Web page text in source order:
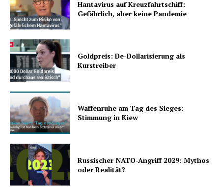
Hantavirus auf Kreuzfahrtschiff:
Gefährlich, aber keine Pandemie
Goldpreis: De-Dollarisierung als
Kurstreiber
Waffenruhe am Tag des Sieges:
Stimmung in Kiew
Russischer NATO-Angriff 2029: Mythos
oder Realität?